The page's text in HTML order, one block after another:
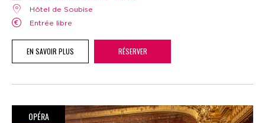
Hôtel de Soubise
Entrée libre
EN SAVOIR PLUS RÉSERVER
OPÉRA